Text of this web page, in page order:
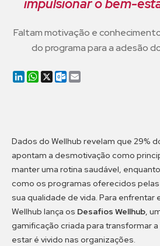
impulsionar o bem-
Faltam motivação e
do programa para a adesão
LinkedIn
WhatsApp
X Outlook.com
Dados do Wellhub revelam que 29%
apontam a desmotivação como
manter uma rotina saudável,
como os programas oferecidos
sua qualidade de vida. Para enfrentar
Wellhub lança os Desafios Wellhub,
gamificação criada para transformar
estar é vivido nas organizações.